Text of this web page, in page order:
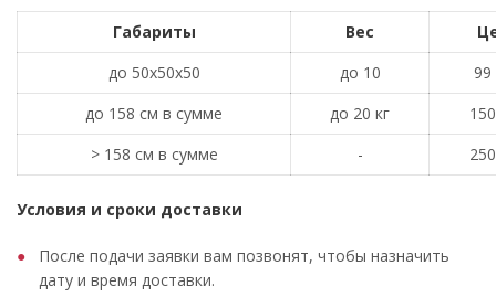
Габариты Вес
до 50х50х50
до 10
99
до 158 см в сумме
до 20 кг
> 158 см в сумме
-
Условия и сроки доставки
После подачи заявки вам позвонят, чтобы назначить
дату и время доставки.